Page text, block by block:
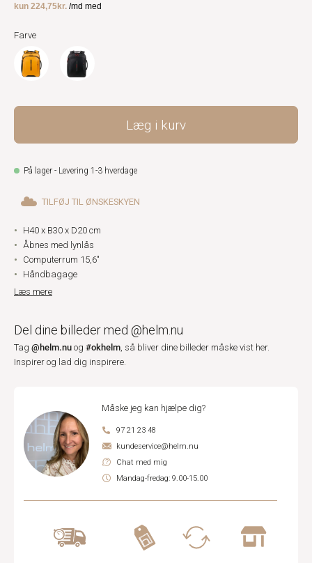
Farve
Læg i kurv
På lager - Levering 1-3 hverdage
TILFØJ TIL ØNSKESKYEN
H40 x B30 x D20 cm
Åbnes med lynlås
Computerrum 15,6"
Håndbagage
Læs mere
Del dine billeder med @helm.nu
Tag @helm.nu og #okhelm, så bliver dine billeder måske vist her.
Inspirer og lad dig inspirere.
Måske jeg kan hjælpe dig?
97 21 23 48
kundeservice@helm.nu
Chat med mig
Mandag-fredag: 9.00-15.00